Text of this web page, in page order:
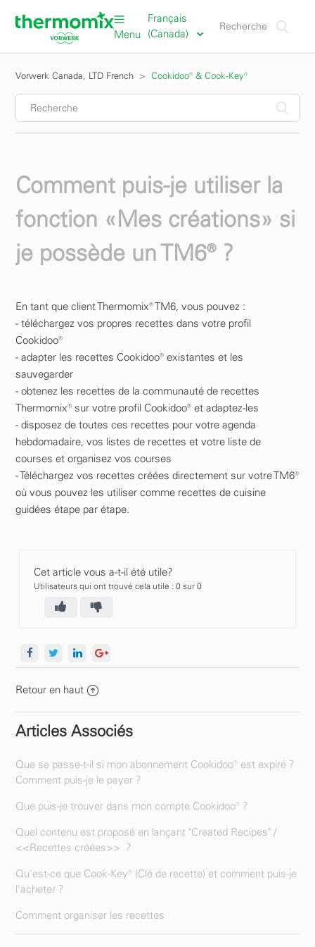
Menu
Français
(Canada)
Vorwerk Canada, LTD French Cookidoo® & Cook-Key®
Comment puis-je utiliser la
fonction «Mes créations» si
je possède un TM6® ?
En tant que client Thermomix® TM6, vous pouvez :
- téléchargez vos propres recettes dans votre profil
Cookidoo®
- adapter les recettes Cookidoo® existantes et les
sauvegarder
- obtenez les recettes de la communauté de recettes
Thermomix® sur votre profil Cookidoo® et adaptez-les
- disposez de toutes ces recettes pour votre agenda
hebdomadaire, vos listes de recettes et votre liste de
courses et organisez vos courses
- Téléchargez vos recettes créées directement sur votre TM6®
où vous pouvez les utiliser comme recettes de cuisine
guidées étape par étape.
Cet article vous a-t-il été utile?
Utilisateurs qui ont trouvé cela utile : 0 sur 0
Retour en haut
Articles Associés
Que se passe-t-il si mon abonnement Cookidoo® est expiré ?
Comment puis-je le payer ?
Que puis-je trouver dans mon compte Cookidoo® ?
Quel contenu est proposé en lançant "Created Recipes" /
<<Recettes créées>> ?
Qu'est-ce que Cook-Key® (Clé de recette) et comment puis-je
l'acheter ?
Comment organiser les recettes